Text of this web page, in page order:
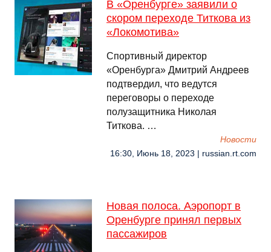
В «Оренбурге» заявили о
скором переходе Титкова из
«Локомотива»
Спортивный директор
«Оренбурга» Дмитрий Андреев
подтвердил, что ведутся
переговоры о переходе
полузащитника Николая
Титкова. …
Новости
16:30, Июнь 18, 2023 | russian.rt.com
Новая полоса. Аэропорт в
Оренбурге принял первых
пассажиров